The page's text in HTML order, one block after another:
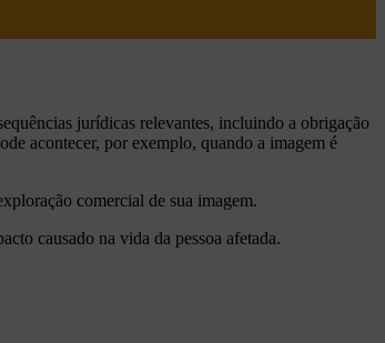
jurídicas relevantes, incluindo a obrigação
acontecer, por exemplo, quando a imagem é
comercial de sua imagem.
causado na vida da pessoa afetada.